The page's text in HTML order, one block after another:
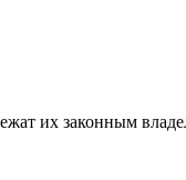
их законным